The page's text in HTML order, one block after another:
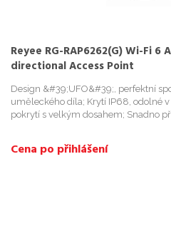
Reyee RG-RAP6262(G) Wi-Fi
directional Access Point
Design &#39;UFO&#39;, perfektní
uměleckého díla; Krytí IP68, odolné
pokrytí s velkým dosahem; Snadno
Cena po přihlášení